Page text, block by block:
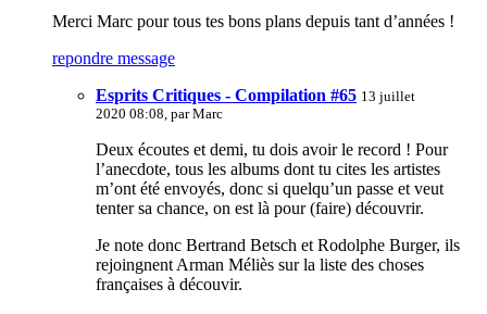
Merci Marc pour tous tes bons plans depuis tant d’années !
repondre message
Esprits Critiques - Compilation #65 13 juillet
2020 08:08, parMarc
Deux écoutes et demi, tu dois avoir le record ! Pour
l’anecdote, tous les albums dont tu cites les artistes
m’ont été envoyés, donc si quelqu’un passe et veut
tenter sa chance, on est là pour (faire) découvrir.
Je note donc Bertrand Betsch et Rodolphe Burger, ils
rejoingnent Arman Méliès sur la liste des choses
françaises à découvir.